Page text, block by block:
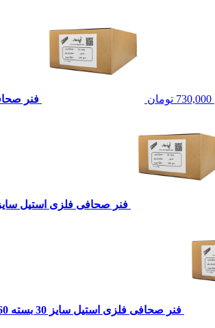
730,000 تومان فنر صحافی
فنر صحافی فلزی استیل سایز 20 بسته 100
فنر صحافی فلزی استیل سایز 30 بسته 60 عددی